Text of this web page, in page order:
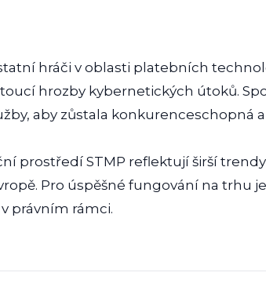
hráči v oblasti platebních
hrozby kybernetických útoků.
aby zůstala konkurenceschopná
prostředí STMP reflektují širší
Pro úspěšné fungování na trhu
právním rámci.